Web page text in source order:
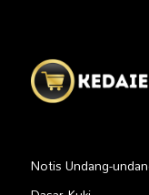
Notis Undang-